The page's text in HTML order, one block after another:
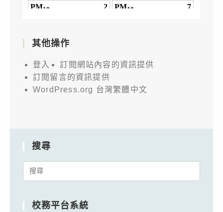
其他操作
登入
訂閱網站內容的資訊提供
訂閱留言的資訊提供
WordPress.org 台灣繁體中文
搜尋
Search
校務平台系統